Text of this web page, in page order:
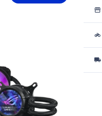
storefront
motorcycle
local_shipping